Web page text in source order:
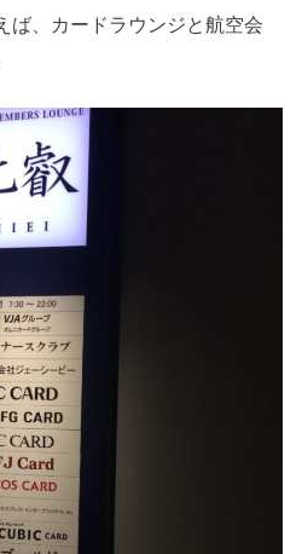
ば、カードラウンジと航空会